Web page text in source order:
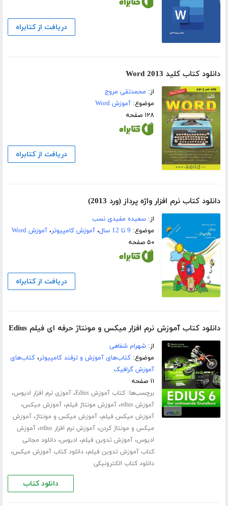
دریافت از کتابراه
دانلود کتاب کلید Word 2013
از: محمدتقی مروج
موضوع:آموزش Word
۱۲۸ صفحه
دریافت از کتابراه
دانلود کتاب نرم افزار واژه پرداز (ورد 2013)
از:سعیده مفیدی نسب
موضوع: 9 تا 12 سال ،آموزش کامپیوتر،آموزش Word
۵۰ صفحه
دریافت از کتابراه
دانلود کتاب آموزش نرم افزار میکس و مونتاژ حرفه ای فیلم Edius
از:شهرام شفاهی
موضوع:کتاب‌های آموزش و ترفند کامپیوتر،کتاب‌های
آموزش گرافیک
۱۱ صفحه
برچسب‌ها:کتاب آموزش Edius ،آموزی نرم افزار ادیوس،
آموزش edius ،آموزش مونتاژ فیلم،آموزش میکس،
آموزش میکس فیلم،آموزش میکس و مونتاژ،آموزش
میکس و مونتاژ کردن،آموزش نرم افزار edius ،آموزش
ادیوس،آموزش تدوین فیلم، ادیوس،دانلود مجانی
کتاب آموزش تدوین فیلم،دانلود کتاب آموزش میکس،
دانلود کتاب الکترونیکی
دانلود کتاب